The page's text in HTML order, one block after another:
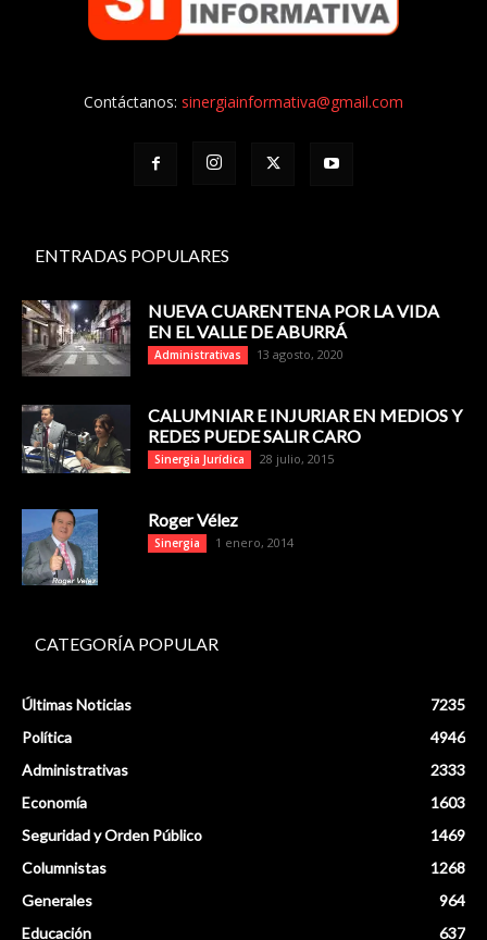
Contáctanos: sinergiainformativa@gmail.com
ENTRADAS POPULARES
NUEVA CUARENTENA POR LA VIDA
EN EL VALLE DE ABURRÁ
Administrativas 13 agosto, 2020
CALUMNIAR E INJURIAR EN MEDIOS Y
REDES PUEDE SALIR CARO
Sinergia Jurídica 28 julio, 2015
Roger Vélez
Sinergia 1 enero, 2014
CATEGORÍA POPULAR
Últimas Noticias
7235
Política
4946
Administrativas
2333
Economía
1603
Seguridad y Orden Público
1469
Columnistas
1268
Generales
964
Educación
637